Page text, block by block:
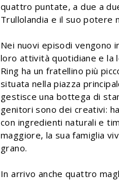
quattro puntate, a due a
Trullolandia e il suo potere
Nei nuovi episodi vengono
loro attività quotidiane e la
Ring ha un fratellino più
situata nella piazza
gestisce una bottega di
genitori sono dei creativi:
con ingredienti naturali e
maggiore, la sua famiglia
grano.
In arrivo anche quattro